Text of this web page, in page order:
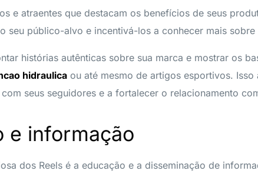
e atraentes que destacam os benefícios de seus
seu público-alvo e incentivá-los a conhecer mais
histórias autênticas sobre sua marca e mostrar os
hidraulica ou até mesmo de artigos esportivos. Isso
seus seguidores e a fortalecer o relacionamento
e informação
dos Reels é a educação e a disseminação de